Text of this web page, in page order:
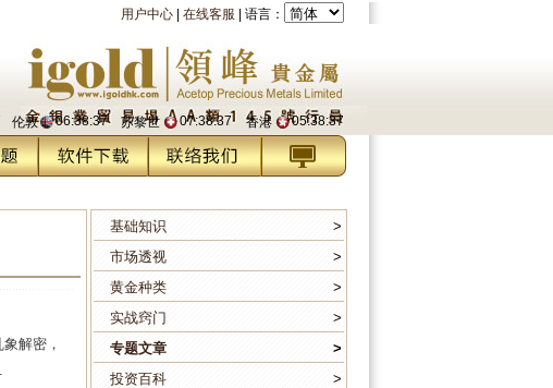
用户中心 在线客服 语言：
香港 05:38:38
苏黎世 07:38:38
伦敦 06:38:38
解密，
>
基础知识
>
市场透视
>
黄金种类
>
实战窍门
>
专题文章
>
投资百科